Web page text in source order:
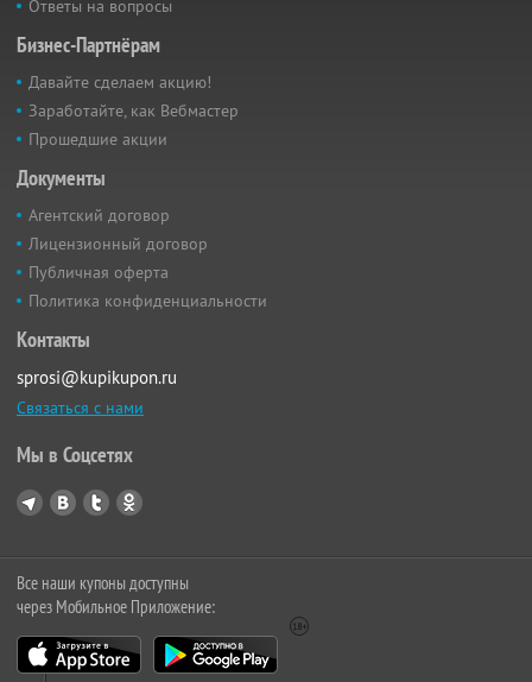
Ответы на вопросы
Бизнес-Партнёрам
Давайте сделаем акцию!
Заработайте, как Вебмастер
Прошедшие акции
Документы
Агентский договор
Лицензионный договор
Публичная оферта
Политика конфиденциальности
Контакты
sprosi@kupikupon.ru
Связаться с нами
Мы в Соцсетях
Все наши купоны доступны
через Мобильное Приложение: